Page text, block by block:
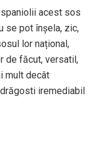
spaniolii acest sos
se pot înșela, zic,
lor național,
de făcut, versatil,
mult decât
iremediabil